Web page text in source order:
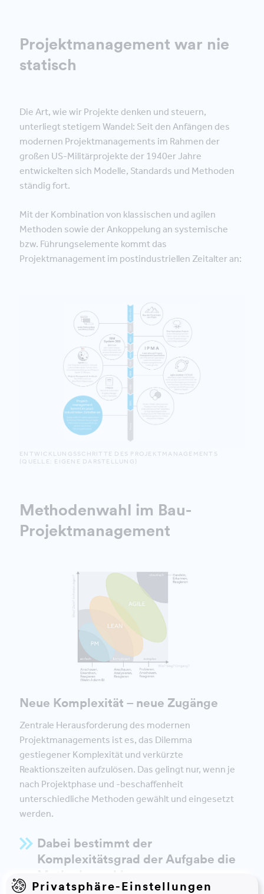
Projektmanagement war nie
statisch
Die Art, wie wir Projekte denken und steuern,
unterliegt stetigem Wandel: Seit den Anfängen des
modernen Projektmanagements im Rahmen der
großen US-Militärprojekte der 1940er Jahre
entwickelten sich Modelle, Standards und Methoden
ständig fort.
Mit der Kombination von klassischen und agilen
Methoden sowie der Ankoppelung an systemische
bzw. Führungselemente kommt das
Projektmanagement im postindustriellen Zeitalter an:
ENTWICKLUNGSSCHRITTE DES PROJEKTMANAGEMENTS
(QUELLE: EIGENE DARSTELLUNG)
Methodenwahl im Bau-
Projektmanagement
Neue Komplexität – neue Zugänge
Zentrale Herausforderung des modernen
Projektmanagements ist es, das Dilemma
gestiegener Komplexität und verkürzte
Reaktionszeiten aufzulösen. Das gelingt nur, wenn je
nach Projektphase und -beschaffenheit
unterschiedliche Methoden gewählt und eingesetzt
werden.
Dabei bestimmt der
Komplexitätsgrad der Aufgabe die
Privatsphäre-Einstellungen